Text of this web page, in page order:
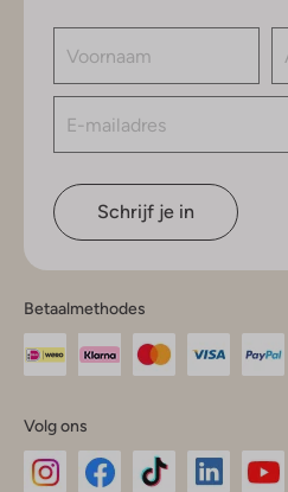
Schrijf je in
Betaalmethodes
Volg ons